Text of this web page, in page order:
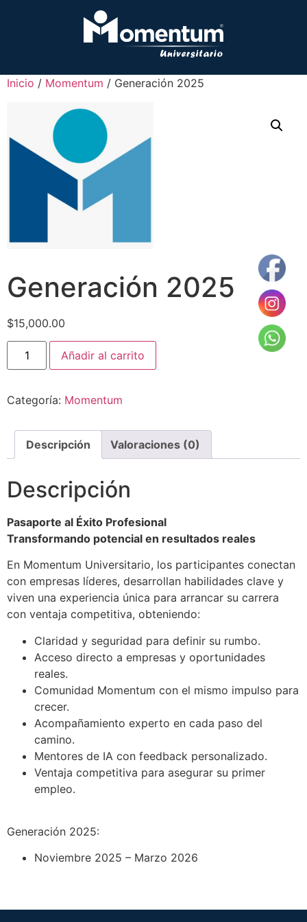
Inicio / Momentum / Generación 2025
Generación 2025
$15,000.00
Añadir al carrito
Categoría: Momentum
Descripción Valoraciones (0)
Descripción
Pasaporte al Éxito Profesional
Transformando potencial en resultados reales
En Momentum Universitario, los participantes conectan
con empresas líderes, desarrollan habilidades clave y
viven una experiencia única para arrancar su carrera
con ventaja competitiva, obteniendo:
Claridad y seguridad para definir su rumbo.
Acceso directo a empresas y oportunidades
reales.
Comunidad Momentum con el mismo impulso para
crecer.
Acompañamiento experto en cada paso del
camino.
Mentores de IA con feedback personalizado.
Ventaja competitiva para asegurar su primer
empleo.
Generación 2025:
Noviembre 2025 – Marzo 2026